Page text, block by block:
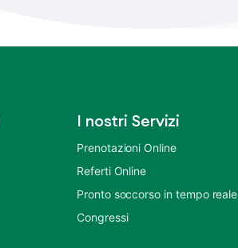
I nostri Servizi
Prenotazioni Online
Referti Online
Pronto soccorso in tempo reale
Congressi